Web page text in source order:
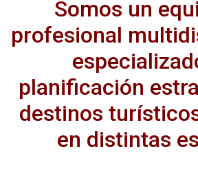
Somos un
profesional
planificación
destinos
en distintas